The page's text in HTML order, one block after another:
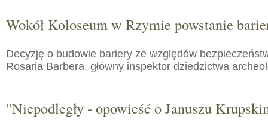
Wokół Koloseum w Rzymie powstanie
Decyzję o budowie bariery ze względów
Rosaria Barbera, główny inspektor dziedzictwa
"Niepodległy - opowieść o Januszu